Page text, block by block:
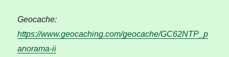
Geocache:
https://www.geocaching.com/geocache/GC62NTP_p
anorama-ii